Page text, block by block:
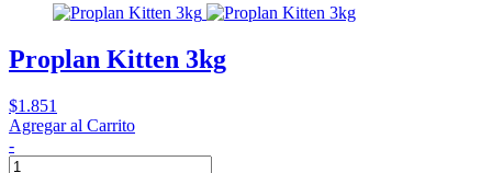
Proplan Kitten 3kg
$1.851
Agregar al Carrito
-